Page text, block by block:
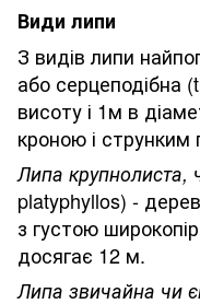
Види липи
З видів липи
або серцеподібна
висоту і 1м в
кроною і
Липа крупнолиста,
platyphyllos) -
з густою
досягає 12 м.
Липа звичайна чи